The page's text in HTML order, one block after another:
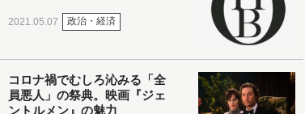
2021.05.07 政治・経済
コロナ禍でむしろ沁みる「全
員悪人」の祭典。映画『ジェ
ントルメン』の魅力